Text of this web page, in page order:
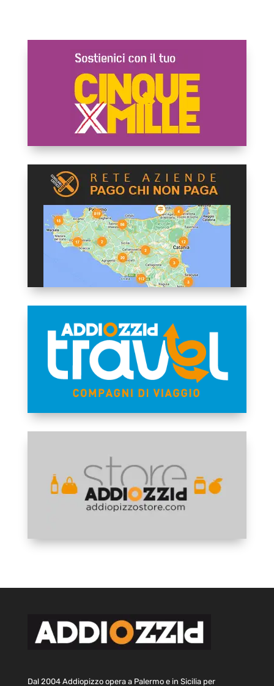
Dal 2004 Addiopizzo opera a Palermo e in Sicilia per